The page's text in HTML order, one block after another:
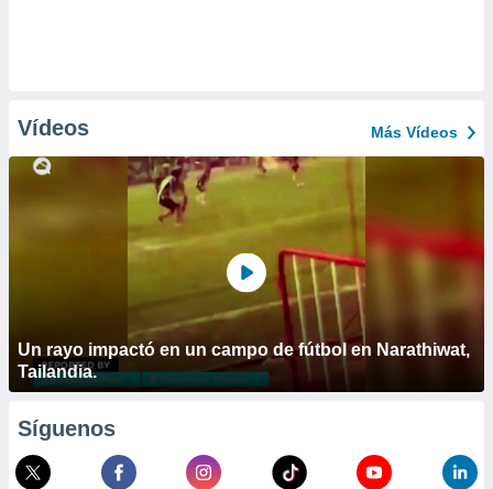
Vídeos Más Vídeos
Un rayo impactó en un campo de fútbol en Narathiwat,
Tailandia.
Síguenos